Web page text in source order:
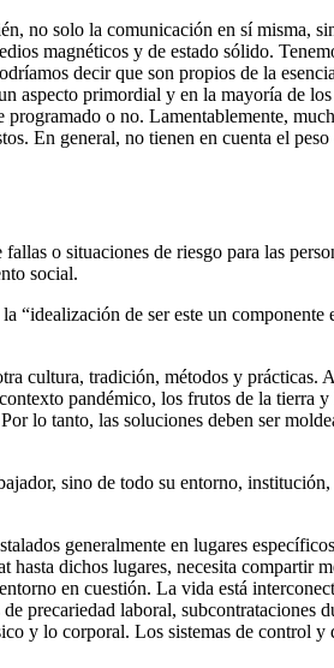
no solo la comunicación en sí misma,
magnéticos y de estado sólido.
decir que son propios de la
primordial y en la mayoría de
o no. Lamentablemente,
En general, no tienen en cuenta el
o situaciones de riesgo para las
social.
de ser este un
cultura, tradición, métodos y prácticas.
pandémico, los frutos de la tierra
lo tanto, las soluciones deben ser
sino de todo su entorno,
generalmente en lugares
dichos lugares, necesita compartir
en cuestión. La vida está
precariedad laboral, subcontrataciones
y lo corporal. Los sistemas de control